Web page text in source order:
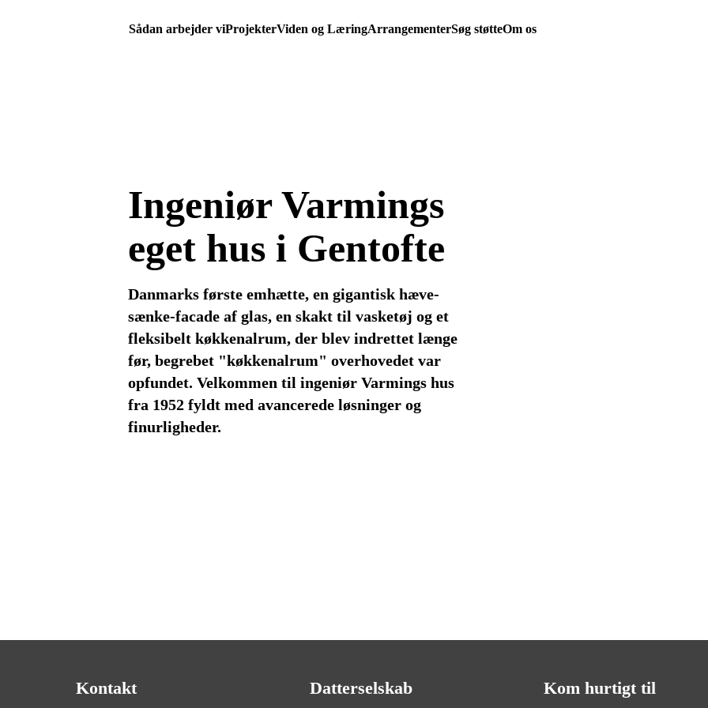
Sådan arbejder viProjekterViden og LæringArrangementerSøg støtteOm os
Ingeniør Varmings
eget hus i Gentofte
Danmarks første emhætte, en gigantisk hæve-
sænke-facade af glas, en skakt til vasketøj og et
fleksibelt køkkenalrum, der blev indrettet længe
før, begrebet "køkkenalrum" overhovedet var
opfundet. Velkommen til ingeniør Varmings hus
fra 1952 fyldt med avancerede løsninger og
finurligheder.
Kontakt Datterselskab
Kom hurtigt til